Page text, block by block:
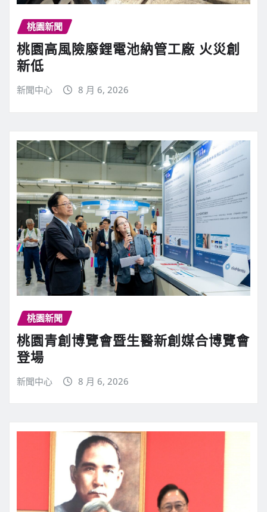
桃園新聞
桃園高風險廢鋰電池納管工廠 火災創
新低
新聞中心 8 月 6, 2026
桃園新聞
桃園青創博覽會暨生醫新創媒合博覽會
登場
新聞中心 8 月 6, 2026